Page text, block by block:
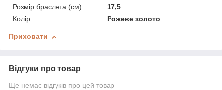
Розмір браслета (см)
17,5
Колір
Рожеве золото
Приховати
Відгуки про товар
Ще немає відгуків про цей товар